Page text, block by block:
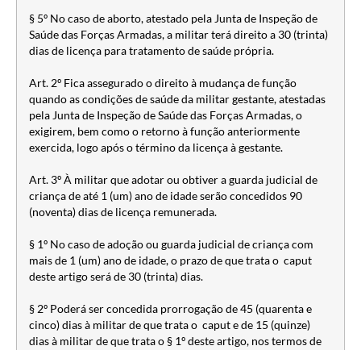
§ 5º No caso de aborto, atestado pela Junta de Inspeção de
Saúde das Forças Armadas, a militar terá direito a 30 (trinta)
dias de licença para tratamento de saúde própria.
Art. 2º Fica assegurado o direito à mudança de função
quando as condições de saúde da militar gestante, atestadas
pela Junta de Inspeção de Saúde das Forças Armadas, o
exigirem, bem como o retorno à função anteriormente
exercida, logo após o término da licença à gestante.
Art. 3º À militar que adotar ou obtiver a guarda judicial de
criança de até 1 (um) ano de idade serão concedidos 90
(noventa) dias de licença remunerada.
§ 1º No caso de adoção ou guarda judicial de criança com
mais de 1 (um) ano de idade, o prazo de que trata o caput
deste artigo será de 30 (trinta) dias.
§ 2º Poderá ser concedida prorrogação de 45 (quarenta e
cinco) dias à militar de que trata o caput e de 15 (quinze)
dias à militar de que trata o § 1º deste artigo, nos termos de